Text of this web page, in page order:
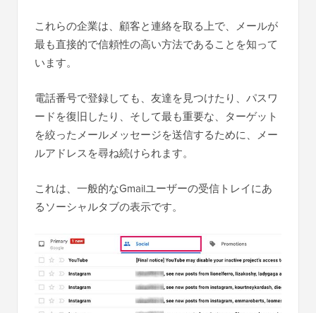
これらの企業は、顧客と連絡を取る上で、メールが
最も直接的で信頼性の高い方法であることを知って
います。
電話番号で登録しても、友達を見つけたり、パスワ
ードを復旧したり、そして最も重要な、ターゲット
を絞ったメールメッセージを送信するために、メー
ルアドレスを尋ね続けられます。
これは、一般的なGmailユーザーの受信トレイにあ
るソーシャルタブの表示です。